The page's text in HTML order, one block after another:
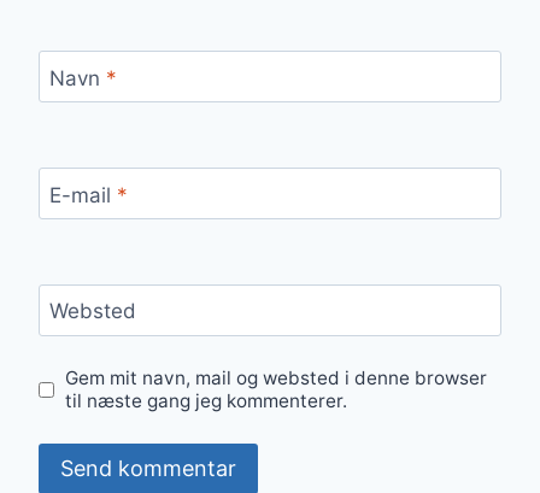
Navn *
E-mail *
Websted
Gem mit navn, mail og websted i denne browser
til næste gang jeg kommenterer.